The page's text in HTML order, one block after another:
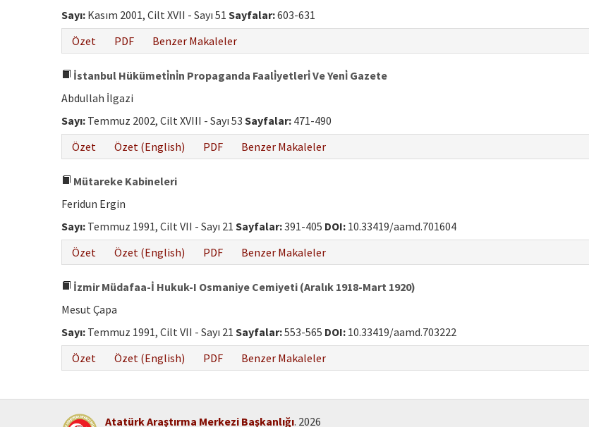
Sayı: Kasım 2001, Cilt XVII - Sayı 51 Sayfalar:603-631
Özet
PDF Benzer Makaleler
İstanbul Hükümeti̇ni̇n Propaganda Faali̇yetleri̇ Ve Yeni̇ Gazete
Abdullah İlgazi
Sayı: Temmuz 2002, Cilt XVIII - Sayı 53 Sayfalar: 471-490
Özet
Özet (English) PDF Benzer Makaleler
Mütareke Kabineleri
Feridun Ergin
Sayı: Temmuz 1991, Cilt VII - Sayı 21 Sayfalar:391-405 DOI: 10.33419/aamd.701604
Özet
Özet (English) PDF Benzer Makaleler
İzmir Müdafaa-İ Hukuk-I Osmaniye Cemiyeti (Aralık 1918-Mart 1920)
Mesut Çapa
Sayı: Temmuz 1991, Cilt VII - Sayı 21 Sayfalar:553-565 DOI: 10.33419/aamd.703222
Özet
Özet (English) PDF Benzer Makaleler
Atatürk Araştırma Merkezi Başkanlığı. 2026